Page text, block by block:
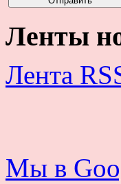
Ленты
Лента
Мы в